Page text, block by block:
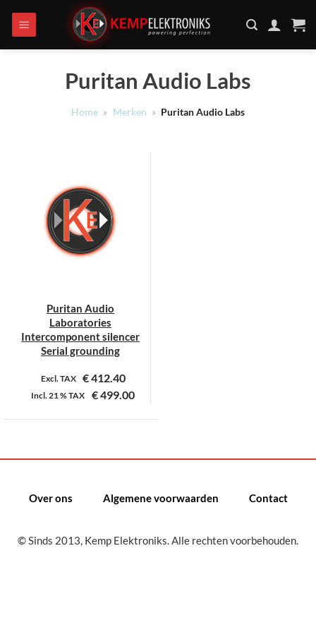
naar
inhoud
Puritan Audio Labs
Home » Merken » Puritan Audio Labs
Puritan Audio
Laboratories
Intercomponent silencer
Serial grounding
Excl. TAX €412.40
Incl.21 %TAX €499.00
Over ons Algemene voorwaarden Contact
© Sinds 2013, Kemp Elektroniks. Alle rechten voorbehouden.